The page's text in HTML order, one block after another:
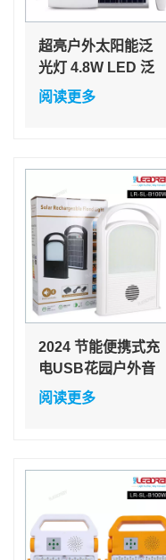
超亮户外太阳能泛
光灯 4.8W LED 泛
光灯 IP65 防水适用
阅读更多
2024 节能便携式充
电USB花园户外音
乐ABS IP65 50W
阅读更多